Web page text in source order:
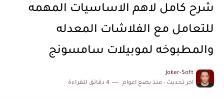
شرح كامل لاهم الاساسيات المهمه
للتعامل مع الفلاشات المعدله
والمطبوخه لموبيلات سامسونج
Joker-Soft
اخر تحديث : منذ بضع اعوام 4 دقائق للقراءة